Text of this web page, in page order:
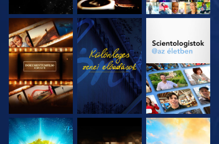
A SOROZAT
RÉSZEI
MŰSORNÉZÉS
A SOROZAT